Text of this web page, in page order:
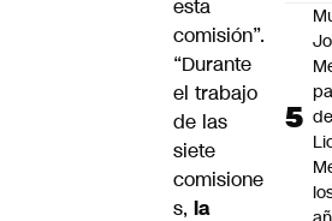
esta
comisión”.
“Durante
el trabajo
de las
siete
comisione
s, la
de